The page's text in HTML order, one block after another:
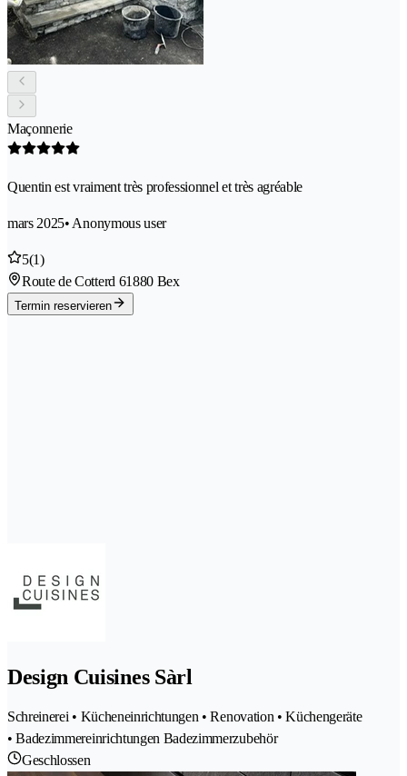
Maçonnerie
Quentin est vraiment très professionnel et très agréable
mars 2025• Anonymous user
5(1)
Route de Cotterd 61880 Bex
Termin reservieren
Design Cuisines Sàrl
Schreinerei • Kücheneinrichtungen • Renovation • Küchengeräte
• Badezimmereinrichtungen Badezimmerzubehör
Geschlossen